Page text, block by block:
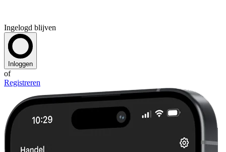
Ingelogd blijven
Inloggen
of
Registreren